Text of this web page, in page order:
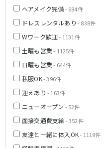
ヘアメイク完備- 684件
ドレスレンタルあり - 838件
Wワーク歓迎- 1131件
土曜も営業- 1125件
日曜も営業- 644件
私服OK- 396件
迎えあり - 163件
ニューオープン - 52件
面接交通費支給- 352件
友達と一緒に体入OK- 1119件
中野駅
浦安駅
西葛西駅
神楽坂駅
JR湘南新宿ライン
池袋駅